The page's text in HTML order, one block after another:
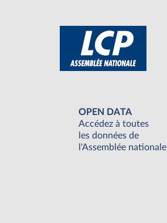
OPEN DATA
Accédez à toutes
les données de
l'Assemblée nationale